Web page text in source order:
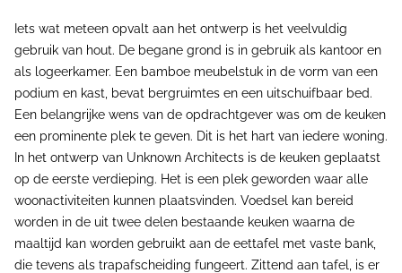
Iets wat meteen opvalt aan het ontwerp is het veelvuldig
gebruik van hout. De begane grond is in gebruik als kantoor en
als logeerkamer. Een bamboe meubelstuk in de vorm van een
podium en kast, bevat bergruimtes en een uitschuifbaar bed.
Een belangrijke wens van de opdrachtgever was om de keuken
een prominente plek te geven. Dit is het hart van iedere woning.
In het ontwerp van Unknown Architects is de keuken geplaatst
op de eerste verdieping. Het is een plek geworden waar alle
woonactiviteiten kunnen plaatsvinden. Voedsel kan bereid
worden in de uit twee delen bestaande keuken waarna de
maaltijd kan worden gebruikt aan de eettafel met vaste bank,
die tevens als trapafscheiding fungeert. Zittend aan tafel, is er